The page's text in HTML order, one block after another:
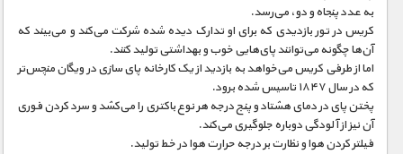
به عدد پنجاه و دو، می‌رسد.
کریس در تور بازدیدی که برای او تدارک دیده شده شرکت می‌کند و می‌بیند که
آن‌ها چگونه می‌توانند پای‌هایی خوب و بهداشتی تولید کنند.
اما از طرفی کریس می‌خواهد به بازدید از یک کارخانه پای سازی در ویگان منچس‌تر
که در سال ۱۸۴۷ تاسیس شده برود.
پختن پای در دمای هشتاد و پنج درجه هر نوع باکتری را می‌کشد و سرد کردن فوری
آن نیز از آلودگی دوباره جلوگیری می‌کند.
فیلتر کردن هوا و نظارت بر درجه حرارت هوا در خط تولید.